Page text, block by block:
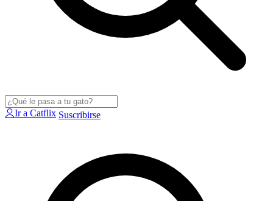
Ir a Catflix Suscribirse